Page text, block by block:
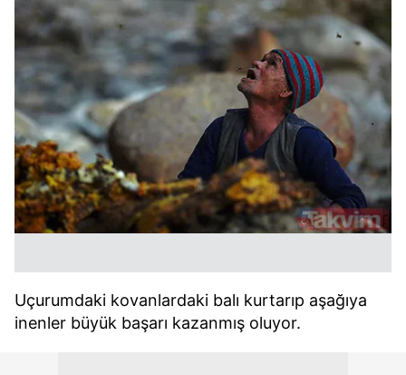
Uçurumdaki kovanlardaki balı kurtarıp aşağıya
inenler büyük başarı kazanmış oluyor.